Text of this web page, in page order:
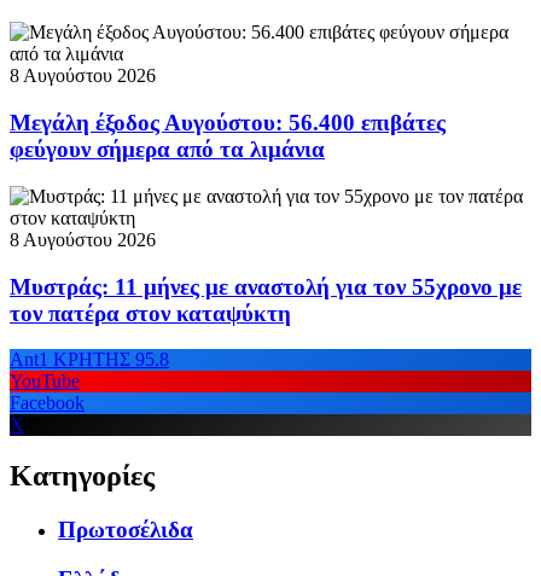
8 Αυγούστου 2026
Μεγάλη έξοδος Αυγούστου: 56.400 επιβάτες
φεύγουν σήμερα από τα λιμάνια
8 Αυγούστου 2026
Μυστράς: 11 μήνες με αναστολή για τον 55χρονο με
τον πατέρα στον καταψύκτη
Ant1 ΚΡΗΤΗΣ 95.8
YouTube
Facebook
X
Κατηγορίες
Πρωτοσέλιδα